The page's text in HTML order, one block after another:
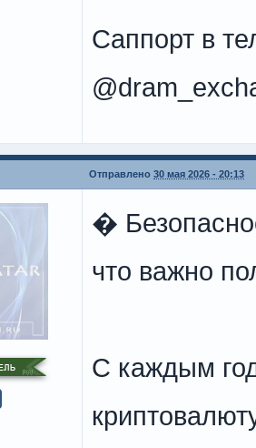
Саппорт в
Отправлено 30 мая 2026 - 20:13
�
что важно
С каждым